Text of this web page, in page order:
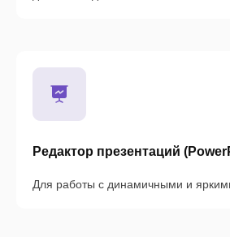
Редактор презентаций
Для работы с динамичными и